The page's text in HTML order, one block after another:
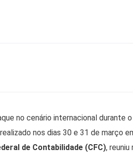
no cenário internacional durante o
nos dias 30 e 31 de março
de Contabilidade (CFC),